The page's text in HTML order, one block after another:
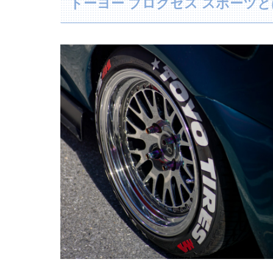
トーヨー プロクセス スポーツ